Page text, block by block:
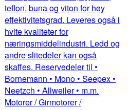
teflon, buna og viton for høy
effektivitetsgrad. Leveres også i
hvite kvaliteter for
næringsmiddelindustri. Ledd og
andre slitedeler kan også
skaffes. Reservedeler til •
Bornemann • Mono • Seepex •
Neetzch • Allweiler • m.m.
Motorer / Girmotorer /